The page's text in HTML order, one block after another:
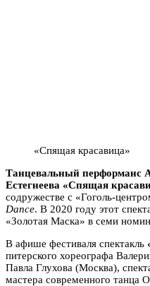
«Спящая красавица»
Танцевальный перформанс
Естегнеева «Спящая
содружестве с «Гоголь-
Dance. В 2020 году этот
«Золотая Маска» в семи
В афише фестиваля спектакль
питерского хореографа
Павла Глухова (Москва),
мастера современного танца